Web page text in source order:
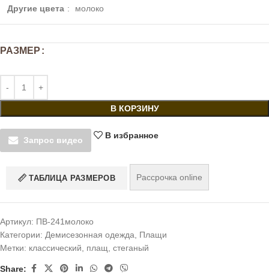
Другие цвета : молоко
РАЗМЕР
В КОРЗИНУ
Запрос видео
В избранное
ТАБЛИЦА РАЗМЕРОВ Рассрочка online
Артикул: ПВ-241молоко
Категории: Демисезонная одежда, Плащи
Метки: классический, плащ, стеганый
Share: